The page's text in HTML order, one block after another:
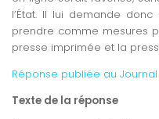
l’État. Il lui demande
prendre comme mesures
presse imprimée et la
Réponse publiée au
Texte de la réponse